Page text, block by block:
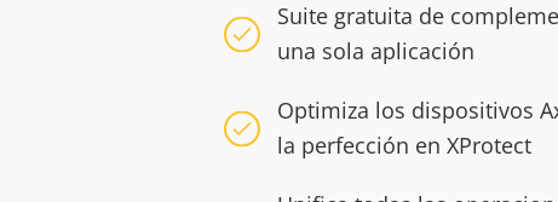
Suite gratuita de
una sola aplicación
Optimiza los dispositivos
la perfección en XProtect